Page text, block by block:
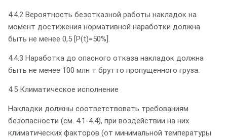
4.4.2 Вероятность безотказной работы накладок на
момент достижения нормативной наработки должна
быть не менее 0,5 [P(t)=50%].
4.4.3 Наработка до опасного отказа накладок должна
быть не менее 100 млн т брутто пропущенного груза.
4.5 Климатическое исполнение
Накладки должны соответствовать требованиям
безопасности (см. 4.1-4.4), при воздействии на них
климатических факторов (от минимальной температуры